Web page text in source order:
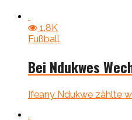
1.8K
Fußball
Bei Ndukwes
Ifeany Ndukwe zählte